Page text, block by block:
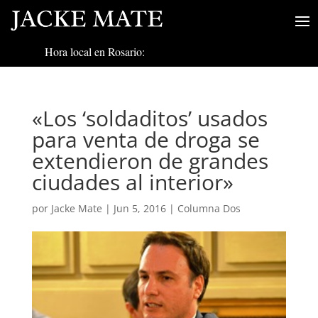
Hora local en Rosario:
«Los ‘soldaditos’ usados
para venta de droga se
extendieron de grandes
ciudades al interior»
por Jacke Mate | Jun 5, 2016| Columna Dos